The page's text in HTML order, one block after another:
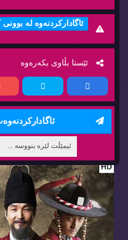
ئاگاداركردنه‌وه‌ له‌
ئێستا بڵاوی بكه‌ره‌وه‌